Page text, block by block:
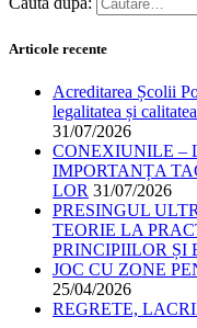
Articole recente
Acreditarea Școlii
legalitatea și
31/07/2026
CONEXIUNILE –
IMPORTANȚA
LOR 31/07/2026
PRESINGUL
TEORIE LA
PRINCIPIILOR ȘI
JOC CU ZONE
25/04/2026
REGRETE,